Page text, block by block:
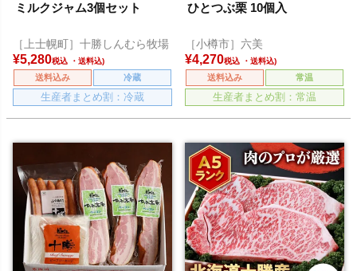
ミルクジャム3個セット
［上士幌町］十勝しんむら牧場
¥5,280税込
送料込み 冷蔵
生産者まとめ割：冷蔵
ひとつぶ栗 10個入
［小樽市］六美
¥4,270税込
送料込み 常温
生産者まとめ割：常温